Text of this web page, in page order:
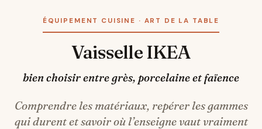
ÉQUIPEMENT CUISINE · ART DE LA TABLE
Vaisselle IKEA
bien choisir entre grès, porcelaine et faïence
Comprendre les matériaux, repérer les gammes
qui durent et savoir où l’enseigne vaut vraiment